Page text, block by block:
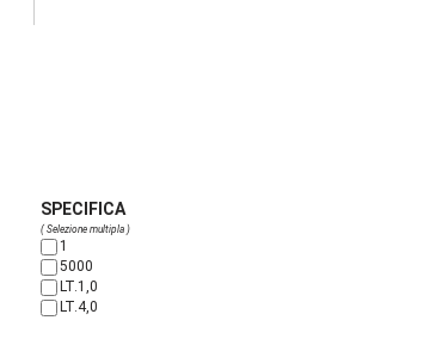
SPECIFICA
( Selezione multipla )
1
5000
LT.1,0
LT.4,0